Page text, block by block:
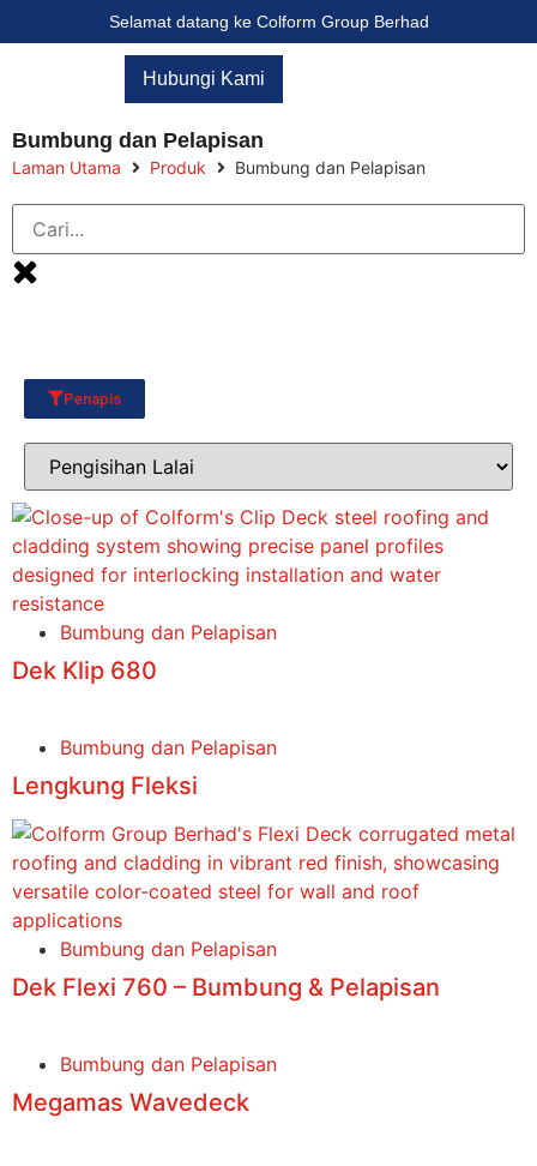
Selamat datang ke Colform Group Berhad
Hubungi Kami
Bumbung dan Pelapisan
Laman Utama Produk Bumbung dan Pelapisan
Penapis
Bumbung dan Pelapisan
Dek Klip 680
Bumbung dan Pelapisan
Lengkung Fleksi
Bumbung dan Pelapisan
Dek Flexi 760 – Bumbung & Pelapisan
Bumbung dan Pelapisan
Megamas Wavedeck